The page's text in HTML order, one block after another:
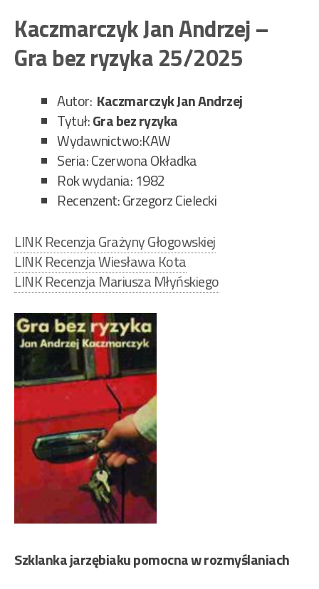
Kaczmarczyk Jan Andrzej –
Gra bez ryzyka 25/2025
Autor: Kaczmarczyk Jan Andrzej
Tytuł:Gra bez ryzyka
Wydawnictwo:KAW
Seria: Czerwona Okładka
Rok wydania: 1982
Recenzent: Grzegorz Cielecki
LINK Recenzja Grażyny Głogowskiej
LINK Recenzja Wiesława Kota
LINK Recenzja Mariusza Młyńskiego
Szklanka jarzębiaku pomocna w rozmyślaniach